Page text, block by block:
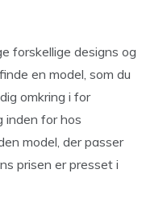
forskellige designs og
en model, som du
omkring i for
inden for hos
model, der passer
prisen er presset i